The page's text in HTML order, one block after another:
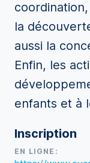
coordination,
la
aussi la
Enfin, les
enfants et à
Inscription
EN LIGNE: